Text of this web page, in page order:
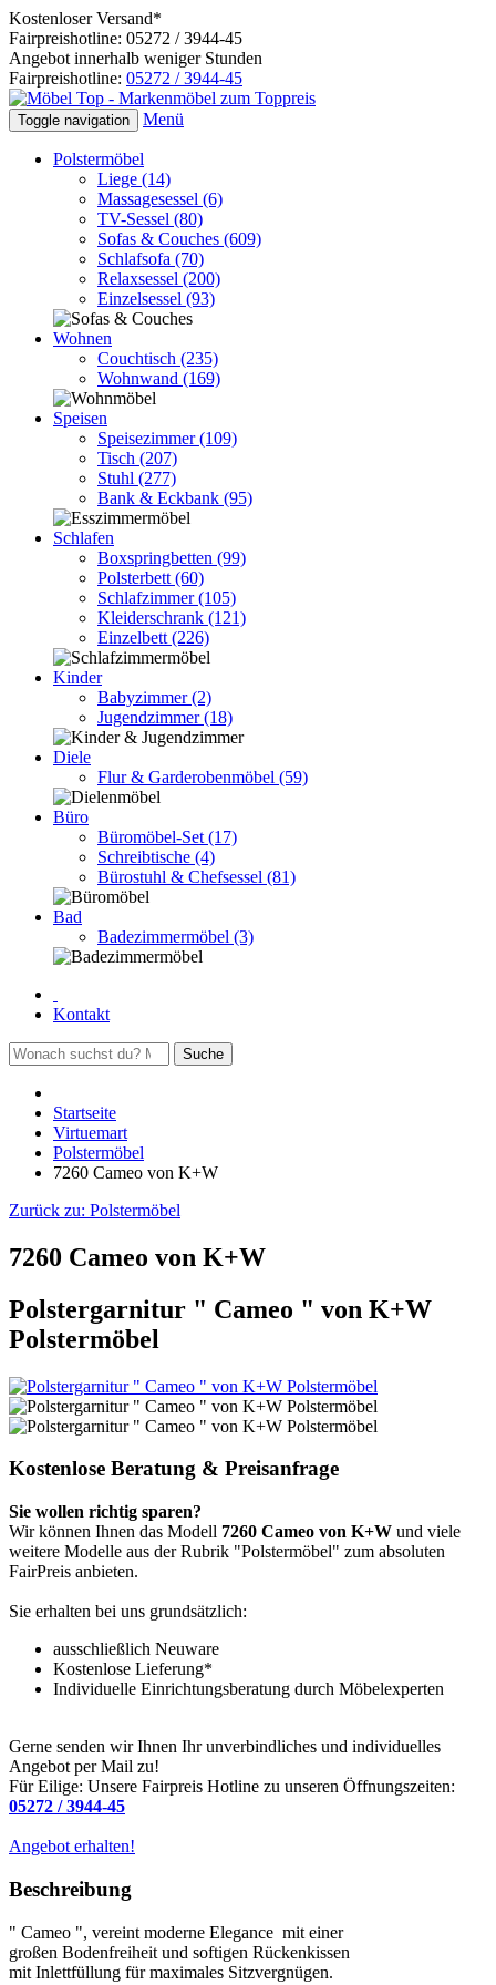
Kostenloser Versand*
Fairpreishotline: 05272 / 3944-45
Angebot innerhalb weniger Stunden
Fairpreishotline: 05272 / 3944-45
Toggle navigation Menü
Polstermöbel
Liege (14)
Massagesessel (6)
TV-Sessel (80)
Sofas & Couches (609)
Schlafsofa (70)
Relaxsessel (200)
Einzelsessel (93)
Wohnen
Couchtisch (235)
Wohnwand (169)
Speisen
Speisezimmer(109)
Tisch (207)
Stuhl (277)
Bank & Eckbank (95)
Schlafen
Boxspringbetten (99)
Polsterbett (60)
Schlafzimmer(105)
Kleiderschrank (121)
Einzelbett (226)
Kinder
Babyzimmer(2)
Jugendzimmer(18)
Diele
Flur & Garderobenmöbel (59)
Büro
Büromöbel-Set (17)
Schreibtische (4)
Bürostuhl & Chefsessel (81)
Bad
Badezimmermöbel (3)
Kontakt
Suche
Startseite
Virtuemart
Polstermöbel
7260 Cameo von K+W
Zurück zu: Polstermöbel
7260 Cameo von K+W
Polstergarnitur " Cameo " von K+W
Polstermöbel
Kostenlose Beratung & Preisanfrage
Sie wollen richtig sparen?
Wir können Ihnen das Modell 7260 Cameo von K+W und viele
weitere Modelle aus der Rubrik "Polstermöbel" zum absoluten
FairPreis anbieten.
Sie erhalten bei uns grundsätzlich:
ausschließlich Neuware
Kostenlose Lieferung*
Individuelle Einrichtungsberatung durch Möbelexperten
Gerne senden wir Ihnen Ihr unverbindliches und individuelles
Angebot per Mail zu!
Für Eilige: Unsere Fairpreis Hotline zu unseren Öffnungszeiten:
05272 / 3944-45
Angebot erhalten!
Beschreibung
" Cameo ", vereint moderne Elegance mit einer
großen Bodenfreiheit und softigen Rückenkissen
mit Inlettfüllung für maximales Sitzvergnügen.